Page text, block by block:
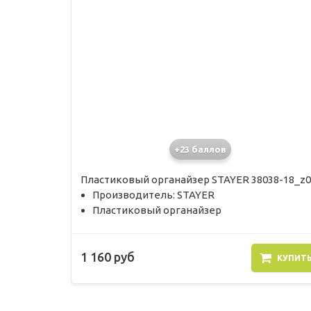
+23 баллов
Пластиковый органайзер STAYER 38038-
Производитель: STAYER
Пластиковый органайзер
1 160 руб